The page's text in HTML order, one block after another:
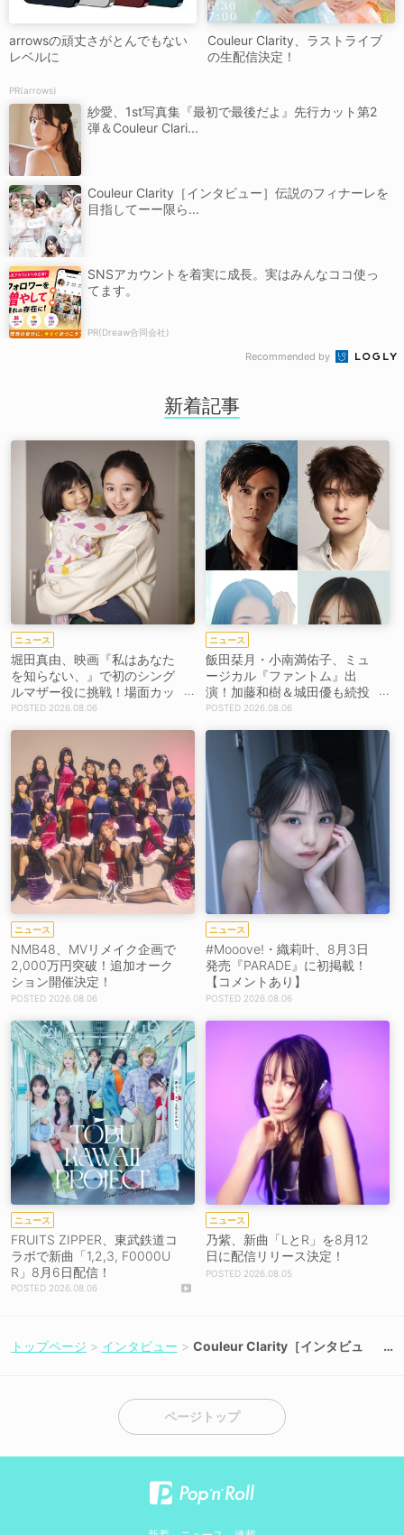
arrowsの頑丈さがとんでもない
レベルに
PR(arrows)
Couleur Clarity、ラストライブ
の生配信決定！
紗愛、1st写真集『最初で最後だよ』先行カット第2
弾＆Couleur Clari...
Couleur Clarity［インタビュー］伝説のフィナーレを
目指してーー限ら...
SNSアカウントを着実に成長。実はみんなココ使っ
てます。
PR(Dreaw合同会社)
Recommended by
新着記事
ニュース
堀田真由、映画『私はあなた
を知らない、』で初のシング
ルマザー役に挑戦！場面カッ
トを解禁！【コメントあり】
2026.08.06
ニュース
飯田栞月・小南満佑子、ミュ
ージカル『ファントム』出
演！加藤和樹＆城田優も続投
【コメントあり】
2026.08.06
ニュース
NMB48、MVリメイク企画で
2,000万円突破！追加オーク
ション開催決定！
2026.08.06
ニュース
#Mooove!・織莉叶、8月3日
発売『PARADE』に初掲載！
【コメントあり】
2026.08.06
ニュース
FRUITS ZIPPER、東武鉄道コ
ラボで新曲「1,2,3, F0000U
R」8月6日配信！
2026.08.06
ニュース
乃紫、新曲「LとR」を8月12
日に配信リリース決定！
2026.08.05
トップページ インタビュー
Couleur Clarity［インタビュ
への情熱と覚悟「これまでコス
プレ活動しかしてこなかった私
たちに対するイメージが、180度
らえれば嬉しい」
ページトップ